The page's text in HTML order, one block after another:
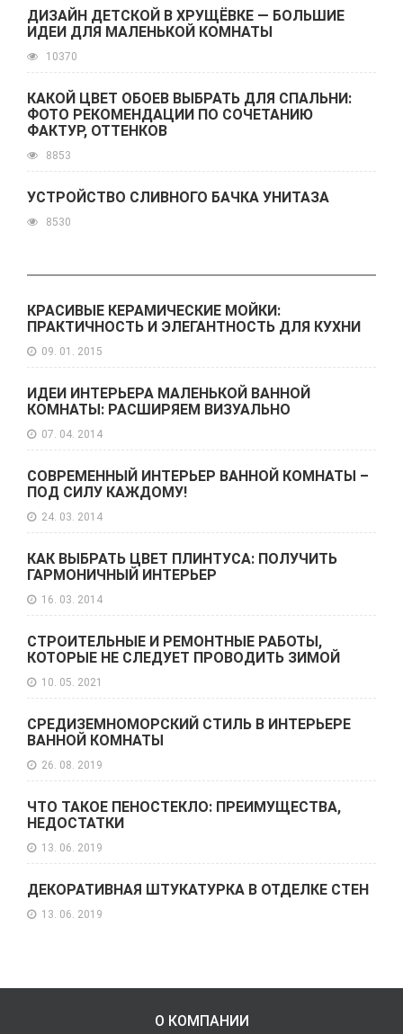
ДИЗАЙН ДЕТСКОЙ В ХРУЩЁВКЕ — БОЛЬШИЕ
ИДЕИ ДЛЯ МАЛЕНЬКОЙ КОМНАТЫ
10370
КАКОЙ ЦВЕТ ОБОЕВ ВЫБРАТЬ ДЛЯ СПАЛЬНИ:
ФОТО РЕКОМЕНДАЦИИ ПО СОЧЕТАНИЮ
ФАКТУР, ОТТЕНКОВ
8853
УСТРОЙСТВО СЛИВНОГО БАЧКА УНИТАЗА
8530
КРАСИВЫЕ КЕРАМИЧЕСКИЕ МОЙКИ:
ПРАКТИЧНОСТЬ И ЭЛЕГАНТНОСТЬ ДЛЯ КУХНИ
09. 01. 2015
ИДЕИ ИНТЕРЬЕРА МАЛЕНЬКОЙ ВАННОЙ
КОМНАТЫ: РАСШИРЯЕМ ВИЗУАЛЬНО
07. 04. 2014
СОВРЕМЕННЫЙ ИНТЕРЬЕР ВАННОЙ КОМНАТЫ –
ПОД СИЛУ КАЖДОМУ!
24. 03. 2014
КАК ВЫБРАТЬ ЦВЕТ ПЛИНТУСА: ПОЛУЧИТЬ
ГАРМОНИЧНЫЙ ИНТЕРЬЕР
16. 03. 2014
СТРОИТЕЛЬНЫЕ И РЕМОНТНЫЕ РАБОТЫ,
КОТОРЫЕ НЕ СЛЕДУЕТ ПРОВОДИТЬ ЗИМОЙ
10. 05. 2021
СРЕДИЗЕМНОМОРСКИЙ СТИЛЬ В ИНТЕРЬЕРЕ
ВАННОЙ КОМНАТЫ
26. 08. 2019
ЧТО ТАКОЕ ПЕНОСТЕКЛО: ПРЕИМУЩЕСТВА,
НЕДОСТАТКИ
13. 06. 2019
ДЕКОРАТИВНАЯ ШТУКАТУРКА В ОТДЕЛКЕ СТЕН
13. 06. 2019
О КОМПАНИИ